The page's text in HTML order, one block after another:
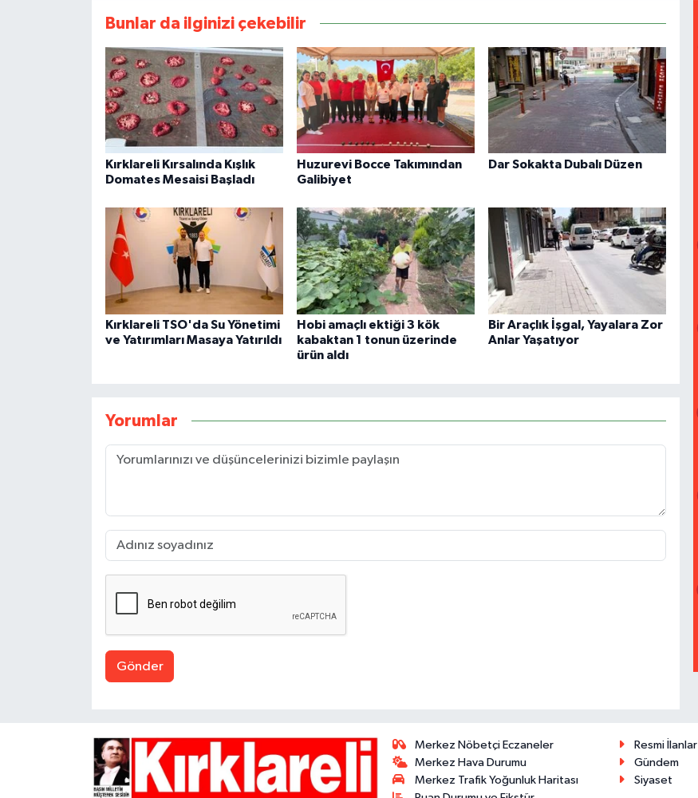
Bunlar da ilginizi çekebilir
Kırklareli Kırsalında Kışlık
Domates Mesaisi Başladı
Huzurevi Bocce Takımından
Galibiyet
Dar Sokakta Dubalı Düzen
Kırklareli TSO'da Su Yönetimi
ve Yatırımları Masaya Yatırıldı
Hobi amaçlı ektiği 3 kök
kabaktan 1 tonun üzerinde
ürün aldı
Bir Araçlık İşgal, Yayalara Zor
Anlar Yaşatıyor
Yorumlar
Gönder
Merkez Nöbetçi Eczaneler
Merkez Hava Durumu
Merkez Trafik Yoğunluk Haritası
Resmi İlanlar
Gündem
Siyaset